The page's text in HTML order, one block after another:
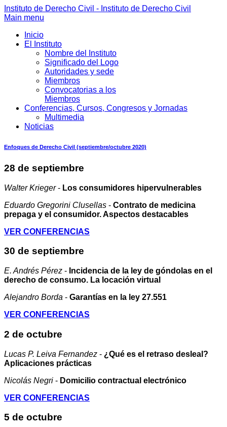
Instituto de Derecho Civil - Instituto de Derecho Civil
Main menu
Inicio
El Instituto
Nombre del Instituto
Significado del Logo
Autoridades y sede
Miembros
Convocatorias a los
Miembros
Conferencias, Cursos, Congresos y Jornadas
Multimedia
Noticias
Enfoques de Derecho Civil (septiembre/octubre 2020)
28 de septiembre
Walter Krieger- Los consumidores hipervulnerables
Eduardo Gregorini Clusellas - Contrato de medicina
prepaga y el consumidor. Aspectos destacables
VER CONFERENCIAS
30 de septiembre
E. Andrés Pérez - Incidencia de la ley de góndolas en el
derecho de consumo. La locación virtual
Alejandro Borda - Garantías en la ley 27.551
VER CONFERENCIAS
2 de octubre
Lucas P. Leiva Fernandez - ¿Qué es el retraso desleal?
Aplicaciones prácticas
Nicolás Negri - Domicilio contractual electrónico
VER CONFERENCIAS
5 de octubre